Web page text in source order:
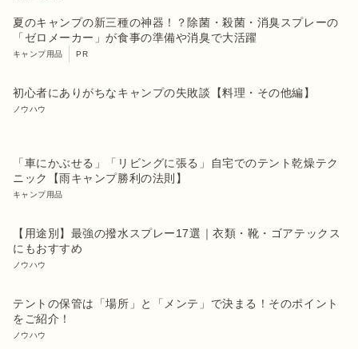
夏のキャンプの新三種の神器！？除菌・殺菌・消臭スプレーの
「ゼロメーカー」が食事の準備や消臭で大活躍
キャンプ用品 PR
初心者にありがちなキャンプの失敗談【料理・その他編】
ノウハウ
「車にかぶせる」「リビングに張る」自宅でのテント乾燥テク
ニック【雨キャンプ勝利の法則】
キャンプ用品
【用途別】最強の撥水スプレー17選｜衣類・靴・ゴアテックス
にもおすすめ
ノウハウ
テントの保管は「場所」と「メンテ」で決まる！そのポイント
をご紹介！
ノウハウ